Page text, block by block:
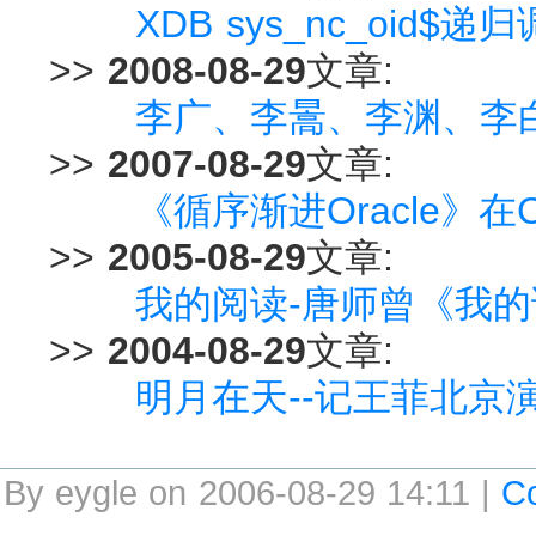
XDB sys_nc_oid$递归
>> 2008-08-29文章:
李广、李暠、李渊、李
>> 2007-08-29文章:
《循序渐进Oracle》
>> 2005-08-29文章:
我的阅读-唐师曾《我
>> 2004-08-29文章:
明月在天--记王菲北京
By eygle on 2006-08-29 14:11 |